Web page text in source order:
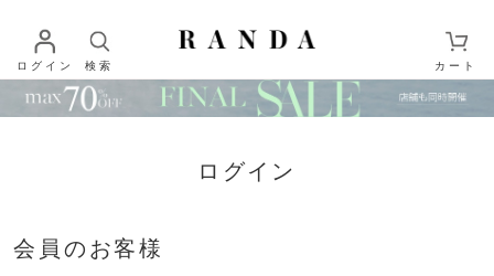
ログイン 検索 カート
ログイン
会員のお客様